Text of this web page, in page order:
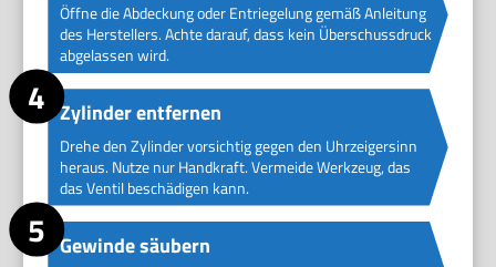
Öffne die Abdeckung oder Entriegelung gemäß Anleitung
des Herstellers. Achte darauf, dass kein Überschussdruck
abgelassen wird.
Zylinder entfernen
Drehe den Zylinder vorsichtig gegen den Uhrzeigersinn
heraus. Nutze nur Handkraft. Vermeide Werkzeug, das
das Ventil beschädigen kann.
Gewinde säubern